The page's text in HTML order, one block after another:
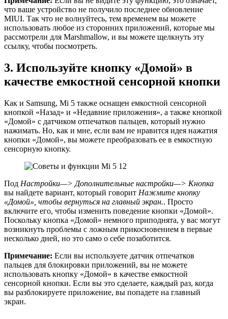
что ваше устройство не получило последнее обновление
MIUI. Так что не волнуйтесь, тем временем вы можете
использовать любое из сторонних приложений, которые мы
рассмотрели для Marshmallow, и вы можете щелкнуть эту
ссылку, чтобы посмотреть.
3. Используйте кнопку «Домой» в
качестве емкостной сенсорной кнопки
Как и Samsung, Mi 5 также оснащен емкостной сенсорной
кнопкой «Назад» и «Недавние приложения», а также кнопкой
«Домой» с датчиком отпечатков пальцев, который нужно
нажимать. Но, как и мне, если вам не нравится идея нажатия
кнопки «Домой», вы можете преобразовать ее в емкостную
сенсорную кнопку.
Под Настройки—> Дополнительные настройки—> Кнопка
вы найдете вариант, который говорит Нажмите кнопку
«Домой», чтобы вернуться на главный экран.. Просто
включите его, чтобы изменить поведение кнопки «Домой».
Поскольку кнопка «Домой» немного приподнята, у вас могут
возникнуть проблемы с ложным прикосновением в первые
несколько дней, но это само о себе позаботится.
Примечание: Если вы используете датчик отпечатков
пальцев для блокировки приложений, вы не можете
использовать кнопку «Домой» в качестве емкостной
сенсорной кнопки. Если вы это сделаете, каждый раз, когда
вы разблокируете приложение, вы попадете на главный
экран.